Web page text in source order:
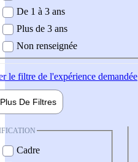
De 1 à 3 ans
Plus de 3 ans
Non renseignée
le filtre de l'expérience demandée
Plus De Filtres
Cadre